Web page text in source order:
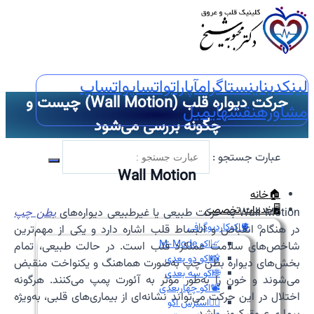
لینکدیناینستاگرامآپاراتواتساپواتساپ
مشاورهنقشهایمیل
عبارت جستجو :
🏠خانه
🖥️خدمات تخصصی
🫀اکوکاردیوگرافی
📈اکو M-Mode
📸اکو دو بعدی
🌐اکو سه بعدی
📽️اکو چهاربعدی
🏃‍♀️استرس اکو
حرکت دیواره قلب (Wall Motion) چیست و
چگونه بررسی می‌شود
Wall Motion
Wall Motion به حرکت طبیعی یا غیرطبیعی دیواره‌های
بطن چپ
در هنگام انقباض و انبساط قلب اشاره دارد و یکی از مهم‌ترین
شاخص‌های سلامت عملکرد قلب است. در حالت طبیعی، تمام
بخش‌های دیواره بطن چپ به‌صورت هماهنگ و یکنواخت منقبض
می‌شوند و خون را به‌طور مؤثر به آئورت پمپ می‌کنند. هرگونه
اختلال در این حرکت می‌تواند نشانه‌ای از بیماری‌های قلبی، به‌ویژه